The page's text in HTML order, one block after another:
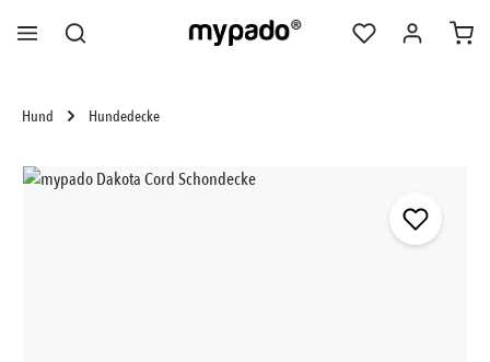
springen
Hund Hundedecke
Bildergalerie überspringen